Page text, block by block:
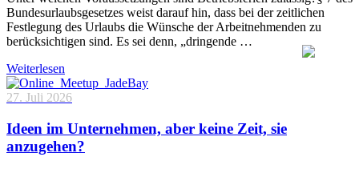
Bundesurlaubsgesetzes weist darauf hin, dass bei der zeitlichen
Festlegung des Urlaubs die Wünsche der Arbeitnehmenden zu
berücksichtigen sind. Es sei denn, „dringende …
Weiterlesen
27. Juli 2026
Ideen im Unternehmen, aber keine Zeit, sie
anzugehen?